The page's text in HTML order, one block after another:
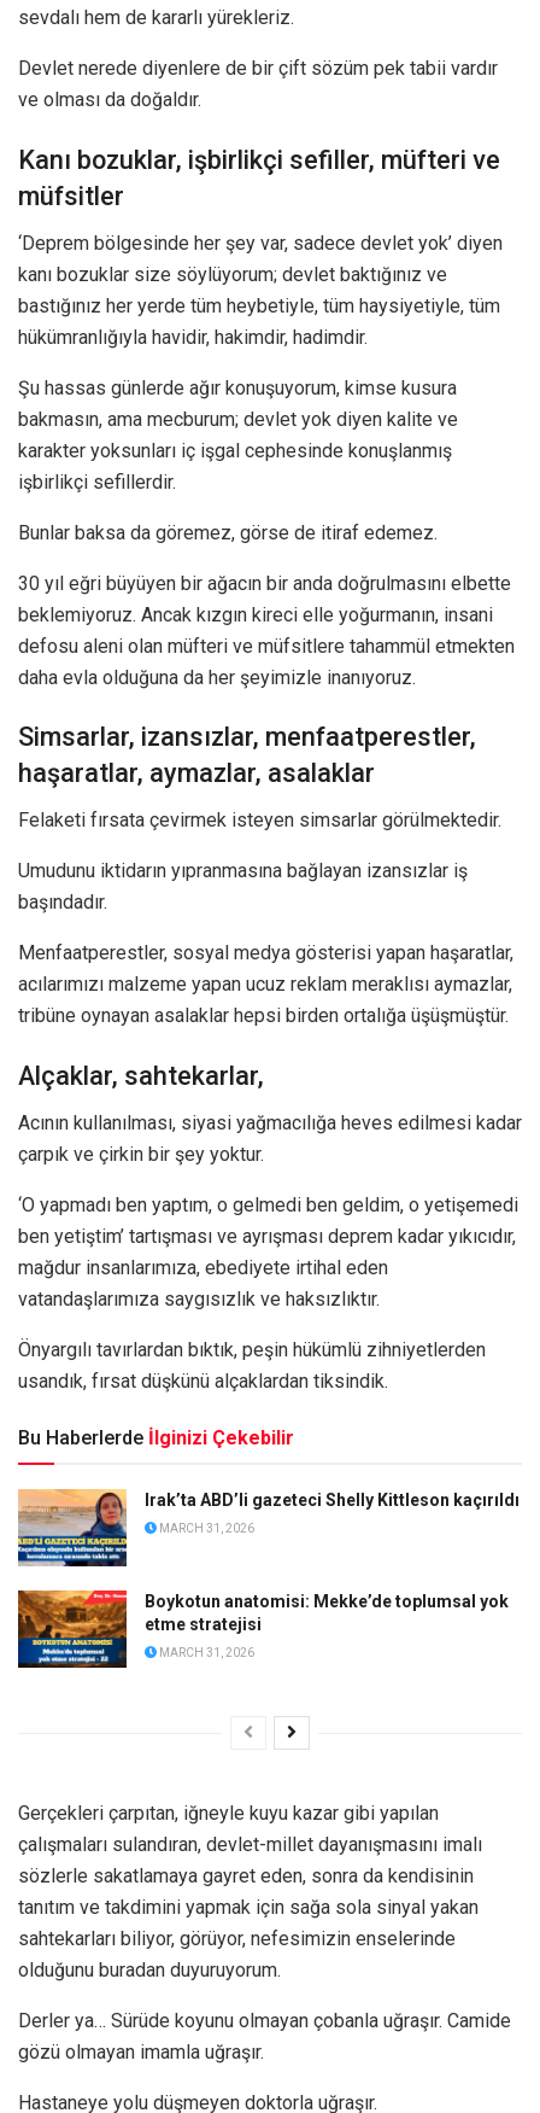
sevdalı hem de kararlı yürekleriz.
Devlet nerede diyenlere de bir çift sözüm pek tabii vardır
ve olması da doğaldır.
Kanı bozuklar, işbirlikçi sefiller, müfteri ve
müfsitler
‘Deprem bölgesinde her şey var, sadece devlet yok’ diyen
kanı bozuklar size söylüyorum; devlet baktığınız ve
bastığınız her yerde tüm heybetiyle, tüm haysiyetiyle, tüm
hükümranlığıyla havidir, hakimdir, hadimdir.
Şu hassas günlerde ağır konuşuyorum, kimse kusura
bakmasın, ama mecburum; devlet yok diyen kalite ve
karakter yoksunları iç işgal cephesinde konuşlanmış
işbirlikçi sefillerdir.
Bunlar baksa da göremez, görse de itiraf edemez.
30 yıl eğri büyüyen bir ağacın bir anda doğrulmasını elbette
beklemiyoruz. Ancak kızgın kireci elle yoğurmanın, insani
defosu aleni olan müfteri ve müfsitlere tahammül etmekten
daha evla olduğuna da her şeyimizle inanıyoruz.
Simsarlar, izansızlar, menfaatperestler,
haşaratlar, aymazlar, asalaklar
Felaketi fırsata çevirmek isteyen simsarlar görülmektedir.
Umudunu iktidarın yıpranmasına bağlayan izansızlar iş
başındadır.
Menfaatperestler, sosyal medya gösterisi yapan haşaratlar,
acılarımızı malzeme yapan ucuz reklam meraklısı aymazlar,
tribüne oynayan asalaklar hepsi birden ortalığa üşüşmüştür.
Alçaklar, sahtekarlar,
Acının kullanılması, siyasi yağmacılığa heves edilmesi kadar
çarpık ve çirkin bir şey yoktur.
‘O yapmadı ben yaptım, o gelmedi ben geldim, o yetişemedi
ben yetiştim’ tartışması ve ayrışması deprem kadar yıkıcıdır,
mağdur insanlarımıza, ebediyete irtihal eden
vatandaşlarımıza saygısızlık ve haksızlıktır.
Önyargılı tavırlardan bıktık, peşin hükümlü zihniyetlerden
usandık, fırsat düşkünü alçaklardan tiksindik.
Bu Haberlerde İlginizi Çekebilir
Irak’ta ABD’li gazeteci Shelly Kittleson kaçırıldı
MARCH 31, 2026
Boykotun anatomisi: Mekke’de toplumsal yok
etme stratejisi
MARCH 31, 2026
Gerçekleri çarpıtan, iğneyle kuyu kazar gibi yapılan
çalışmaları sulandıran, devlet-millet dayanışmasını imalı
sözlerle sakatlamaya gayret eden, sonra da kendisinin
tanıtım ve takdimini yapmak için sağa sola sinyal yakan
sahtekarları biliyor, görüyor, nefesimizin enselerinde
olduğunu buradan duyuruyorum.
Derler ya… Sürüde koyunu olmayan çobanla uğraşır. Camide
gözü olmayan imamla uğraşır.
Hastaneye yolu düşmeyen doktorla uğraşır.